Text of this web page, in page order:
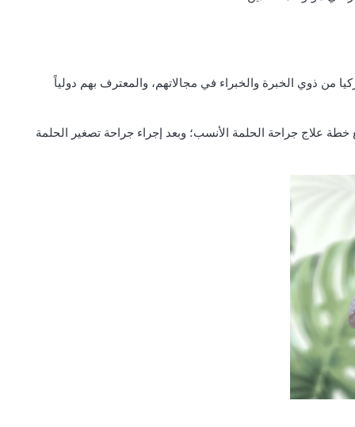
ذوي الخبرة والخبراء في مجالاتهم، والمعترف بهم دولياً
علاج جراحة الحلمة الأنسب؛ وبعد إجراء جراحة تصغير الحلمة